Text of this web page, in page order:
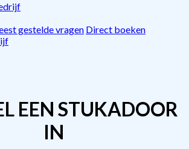
gestelde vragen Direct boeken
EEN STUKADOOR
IN